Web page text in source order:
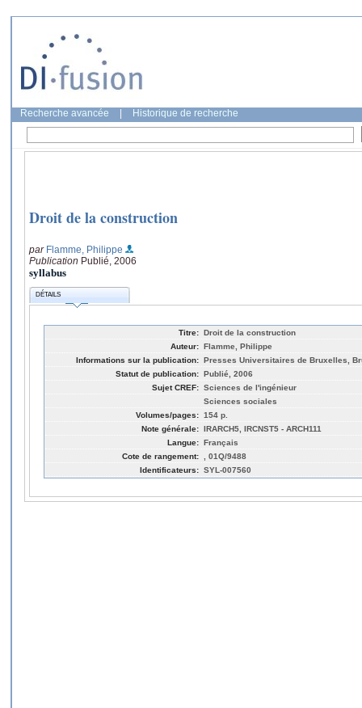
Recherche avancée Historique de recherche
Droit de la construction
par Flamme, Philippe
Publication Publié, 2006
syllabus
DÉTAILS
Titre: Droit de la construction
Auteur: Flamme, Philippe
Informations sur la publication: Presses Universitaires de Bruxelles,
Statut de publication: Publié, 2006
Sujet CREF: Sciences de l'ingénieur
Sciences sociales
Volumes/pages: 154 p.
Note générale: IRARCH5, IRCNST5 - ARCH111
Langue: Français
Cote de rangement:
, 01Q/9488
Identificateurs: SYL-007560